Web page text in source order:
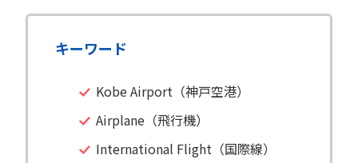
キーワード
Kobe Airport（神戸空港）
Airplane（飛行機）
International Flight（国際線）